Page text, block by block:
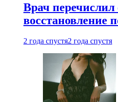
Врач перечислил
восстановление
2 года спустя2 года спустя